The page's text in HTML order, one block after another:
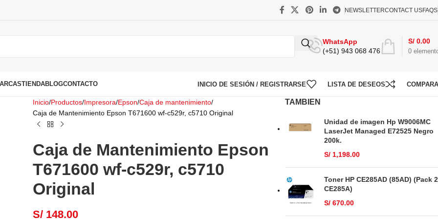
NEWSLETTERCONTACT USFAQS
WhatsApp
(+51) 943 068 476
0
S/ 0.00
TIENDABLOGCONTACTO INICIO DE SESIÓN / REGISTRARSE LISTA DE DESEOS
Inicio Productos Impresora Epson Caja de mantenimiento
Caja de Mantenimiento Epson T671600 wf-c529r, c5710 Original
Caja de Mantenimiento Epson
T671600 wf-c529r, c5710
Original
S/ 148.00
TAMBIEN
Unidad de imagen Hp W9006MC
LaserJet Managed E72525 Negro
200k.
S/1,198.00
Toner HP CE285AD (85AD) (Pack 2
CE285A)
S/670.00